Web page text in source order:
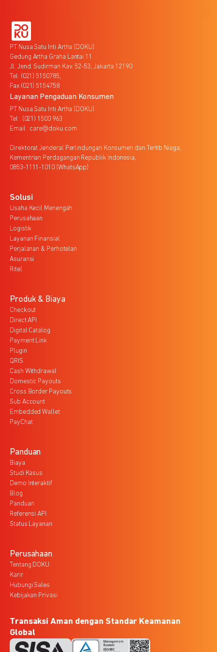
PT Nusa Satu Inti Artha (DOKU)
Gedung Artha Graha Lantai 11
Jl. Jend. Sudirman Kav. 52-53, Jakarta 12190
Tel. (021) 5150785,
Fax (021) 5154758
Layanan Pengaduan Konsumen
PT Nusa Satu Inti Artha (DOKU)
Tel : (021) 1500 963
Email : care@doku.com
Direktorat Jenderal Perlindungan Konsumen dan Tertib Niaga,
Kementrian Perdagangan Republik Indonesia,
0853-1111-1010 (WhatsApp)
Solusi
Usaha Kecil Menengah
Perusahaan
Logistik
Layanan Finansial
Perjalanan & Perhotelan
Asuransi
Ritel
Produk & Biaya
Checkout
Direct API
Digital Catalog
Payment Link
Plugin
QRIS
Cash Withdrawal
Domestic Payouts
Cross Border Payouts
Sub Account
Embedded Wallet
PayChat
Panduan
Biaya
Studi Kasus
Demo Interaktif
Blog
Panduan
Referensi API
Status Layanan
Perusahaan
Tentang DOKU
Karir
Hubungi Sales
Kebijakan Privasi
Transaksi Aman dengan Standar Keamanan
Global